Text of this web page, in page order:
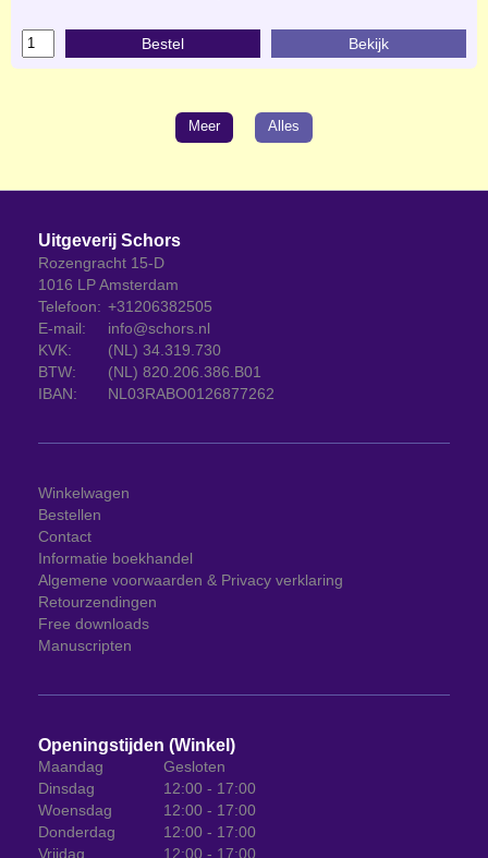
Bestel Bekijk
Meer Alles
Uitgeverij Schors
Rozengracht 15-D
1016 LP Amsterdam
Telefoon: +31206382505
E-mail:
info@schors.nl
KVK:
(NL) 34.319.730
BTW:
(NL) 820.206.386.B01
IBAN:
NL03RABO0126877262
Winkelwagen
Bestellen
Contact
Informatie boekhandel
Algemene voorwaarden & Privacy verklaring
Retourzendingen
Free downloads
Manuscripten
Openingstijden (Winkel)
Maandag
Gesloten
Dinsdag
12:00 - 17:00
Woensdag
12:00 - 17:00
Donderdag
12:00 - 17:00
Vrijdag
12:00 - 17:00